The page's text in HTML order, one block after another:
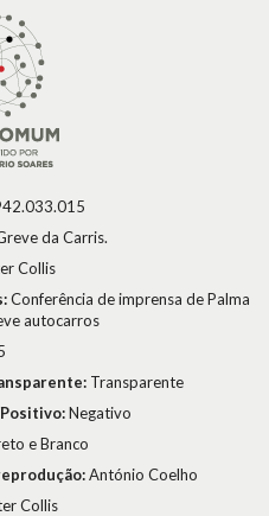
da Carris.
Collis
Conferência de imprensa de Palma
autocarros
Transparente
Negativo
e Branco
António Coelho
Collis